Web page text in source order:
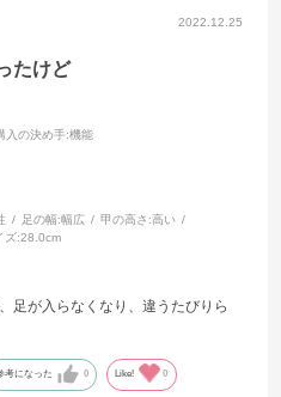
2022.12.25
たけど
入の決め手:機能
足の幅:幅広 甲の高さ:高い
ズ:28.0cm
足が入らなくなり、違うたびりら
考になった 0 Like! 0